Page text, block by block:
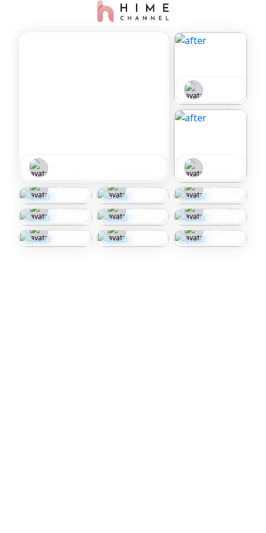
みずほ
みずほ
みずほ
みずほ
みずほ
みずほ
みずほ
みずほ みずほ